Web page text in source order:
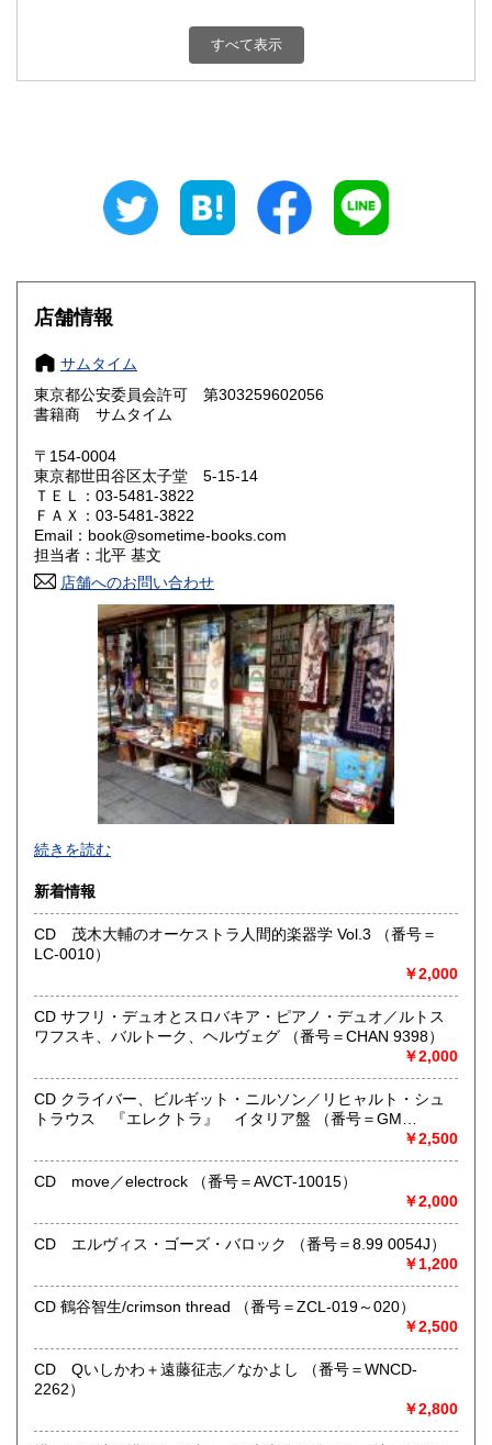
600円 富山県
600円 三重県
大阪府
奈良県
鳥取県 600円 島根県
岡山県
山口県 600円
香川県 愛媛県
高知県 600円
600円 長崎県
600円 大分県
600円 鹿児島県
600円
すべて表示
店舗情報
サムタイム
東京都公安委員会許可 第303259602056
書籍商 サムタイム
〒154-0004
東京都世田谷区太子堂 5-15-14
ＴＥＬ：03-5481-3822
ＦＡＸ：03-5481-3822
Email：book@sometime-books.com
担当者：北平 基文
店舗へのお問い合わせ
●当店では国内送料は無料です。（特記されたものを除きま
す）。
ール、定形外郵便、
ネコポス、ヤマト宅急便などでお届けしています。
但し、お客様が配送方法をご指定になる場合又は、
後払いをご希望の場合は送料の実費をお支払い頂きます。
代引きをご希望の場合は代引き手数料及び送料の実費をお
支払い下さい。
●公費ご購入を承ります。 送料は実費をご負担下さい。 お
支払いは後払いが可能です。
※当店は【インボイス制度】の適格請求書発行事業者では
ございません。
●当店では迅速な発送を心掛けています。
ご送金、ご決済の確認が出来ましたら通常24時間以内にお
●商品の発送に際しては水濡れ対策等、丁寧な梱包を心掛けて
す。 ご容赦下さい。
●当店は古書以外にも様々な商品を取り扱っています。下記
沿線名：東急田園都市線
最寄駅：三軒茶屋駅北出口Aから下北沢方面へ6分 ゴリラビ
ルの向かい 小田急バス太子堂停留所前
営業時間：平日=10:00〜19:00 日曜・祭日=12:00～18:00
定休日：火曜日
書籍の買取について
続きを読む
新着情報
CD 茂木大輔のオーケストラ人間的楽器学 Vol.3 （番号＝
LC-0010）
￥2,000
CD サフリ・デュオとスロバキア・ピアノ・デュオ／ルトス
ワフスキ、バルトーク、ヘルヴェグ （番号＝CHAN 9398）
￥2,000
CD クライバー、ビルギット・ニルソン／リヒャルト・シュ
トラウス 『エレクトラ』 イタリア盤 （番号＝GM
￥2,500
CD move／electrock （番号＝AVCT-10015）
￥2,000
CD エルヴィス・ゴーズ・バロック （番号＝8.99 0054J）
￥1,200
CD 鶴谷智生/crimson thread （番号＝ZCL-019～020）
￥2,500
CD Qいしかわ＋遠藤征志／なかよし （番号＝WNCD-
2262）
￥2,800